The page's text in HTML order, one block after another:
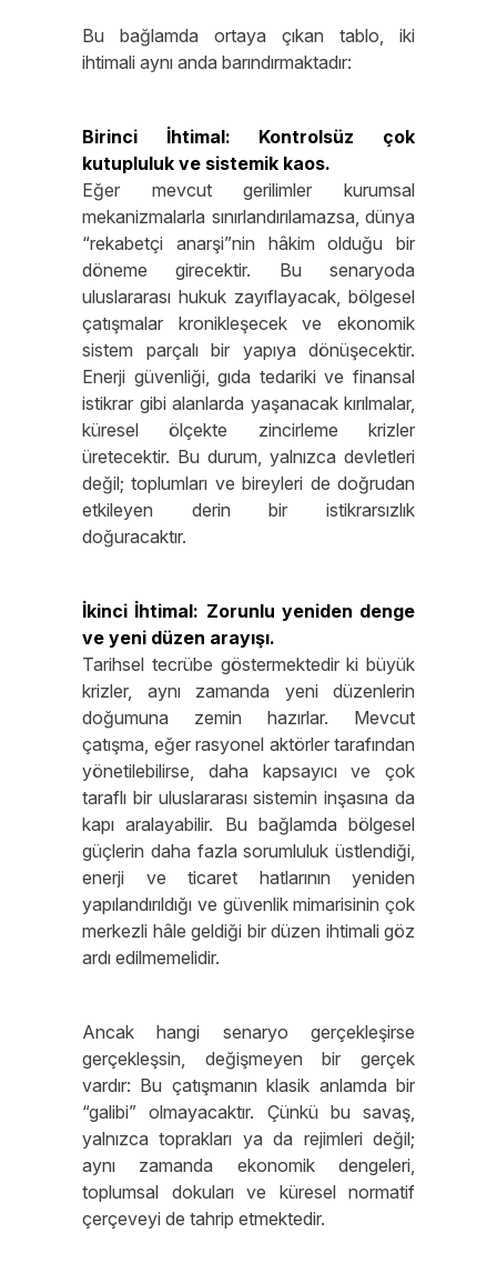
Bu bağlamda ortaya çıkan tablo, iki
ihtimali aynı anda barındırmaktadır:
Birinci İhtimal: Kontrolsüz çok
kutupluluk ve sistemik kaos.
Eğer mevcut gerilimler kurumsal
mekanizmalarla sınırlandırılamazsa, dünya
“rekabetçi anarşi”nin hâkim olduğu bir
döneme girecektir. Bu senaryoda
uluslararası hukuk zayıflayacak, bölgesel
çatışmalar kronikleşecek ve ekonomik
sistem parçalı bir yapıya dönüşecektir.
Enerji güvenliği, gıda tedariki ve finansal
istikrar gibi alanlarda yaşanacak kırılmalar,
küresel ölçekte zincirleme krizler
üretecektir. Bu durum, yalnızca devletleri
değil; toplumları ve bireyleri de doğrudan
etkileyen derin bir istikrarsızlık
doğuracaktır.
İkinci İhtimal: Zorunlu yeniden denge
ve yeni düzen arayışı.
Tarihsel tecrübe göstermektedir ki büyük
krizler, aynı zamanda yeni düzenlerin
doğumuna zemin hazırlar. Mevcut
çatışma, eğer rasyonel aktörler tarafından
yönetilebilirse, daha kapsayıcı ve çok
taraflı bir uluslararası sistemin inşasına da
kapı aralayabilir. Bu bağlamda bölgesel
güçlerin daha fazla sorumluluk üstlendiği,
enerji ve ticaret hatlarının yeniden
yapılandırıldığı ve güvenlik mimarisinin çok
merkezli hâle geldiği bir düzen ihtimali göz
ardı edilmemelidir.
Ancak hangi senaryo gerçekleşirse
gerçekleşsin, değişmeyen bir gerçek
vardır: Bu çatışmanın klasik anlamda bir
“galibi” olmayacaktır. Çünkü bu savaş,
yalnızca toprakları ya da rejimleri değil;
aynı zamanda ekonomik dengeleri,
toplumsal dokuları ve küresel normatif
çerçeveyi de tahrip etmektedir.